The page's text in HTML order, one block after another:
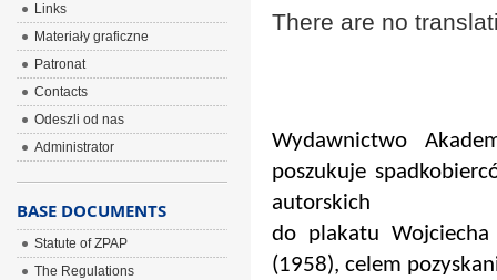
There are no
Wydawnictwo
poszukuje
autorskich
do plakatu
(1958), celem
Links
Materiały graficzne
Patronat
Contacts
Odeszli od nas
Administrator
BASE DOCUMENTS
Statute of ZPAP
The Regulations